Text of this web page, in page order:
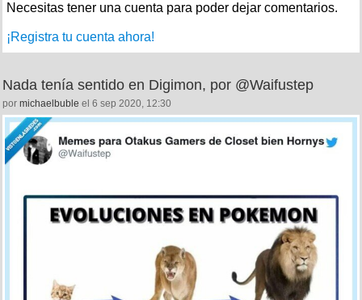
Necesitas tener una cuenta para poder dejar comentarios.
¡Registra tu cuenta ahora!
Nada tenía sentido en Digimon, por @Waifustep
por michaelbuble el 6 sep 2020, 12:30